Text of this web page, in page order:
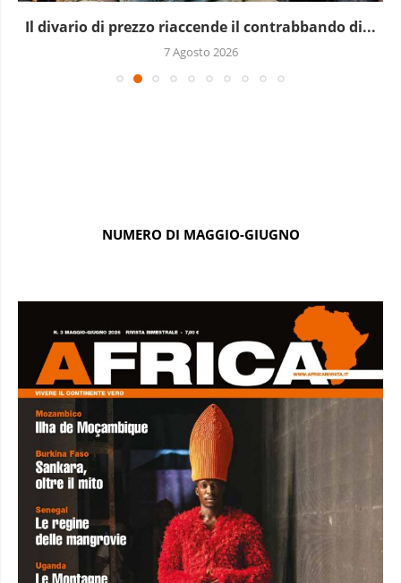
Il divario di prezzo riaccende il contrabbando di...
7 Agosto 2026
NUMERO DI MAGGIO-GIUGNO